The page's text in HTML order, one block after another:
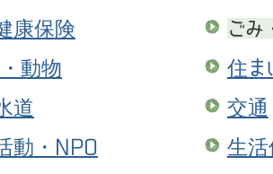
康保険
ごみ
・動物
住ま
道
交通
動・NPO
生活